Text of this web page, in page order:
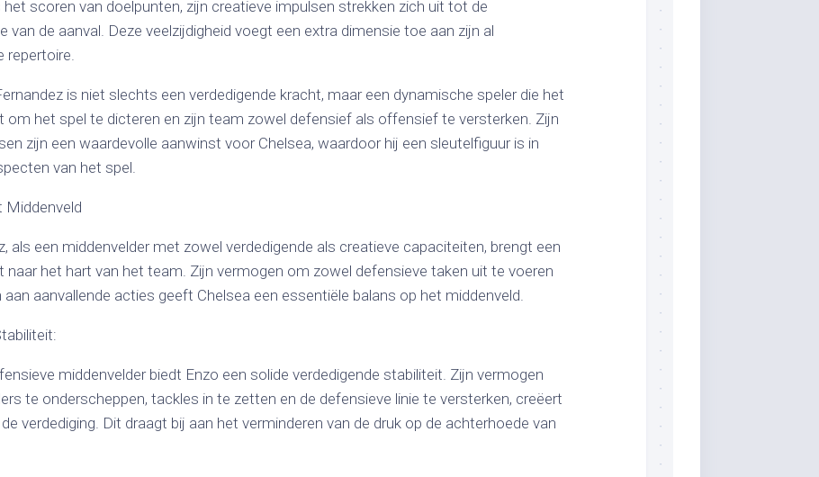
scoren van doelpunten, zijn creatieve impulsen strekken zich uit tot de
van de aanval. Deze veelzijdigheid voegt een extra dimensie toe aan zijn al
repertoire.
is niet slechts een verdedigende kracht, maar een dynamische speler die het
om het spel te dicteren en zijn team zowel defensief als offensief te versterken. Zijn
zijn een waardevolle aanwinst voor Chelsea, waardoor hij een sleutelfiguur is in
van het spel.
Middenveld
als een middenvelder met zowel verdedigende als creatieve capaciteiten, brengt een
naar het hart van het team. Zijn vermogen om zowel defensieve taken uit te voeren
aan aanvallende acties geeft Chelsea een essentiële balans op het middenveld.
middenvelder biedt Enzo een solide verdedigende stabiliteit. Zijn vermogen
te onderscheppen, tackles in te zetten en de defensieve linie te versterken, creëert
verdediging. Dit draagt bij aan het verminderen van de druk op de achterhoede van